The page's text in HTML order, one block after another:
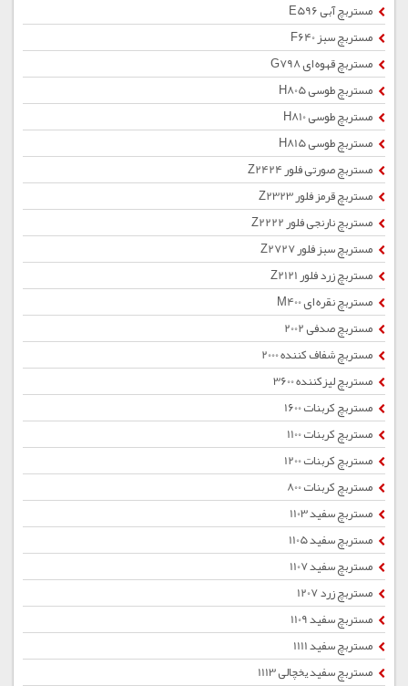
مستربچ آبی E596
مستربچ سبز F640
مستربچ قهوه ای G798
مستربچ طوسی H805
مستربچ طوسی H810
مستربچ طوسی H815
مستربچ صورتی فلور Z2424
مستربچ قرمز فلور Z2323
مستربچ نارنجی فلور Z2222
مستربچ سبز فلور Z2727
مستربچ زرد فلور Z2121
مستربچ نقره ای M400
مستربچ صدفی 2002
مستربچ شفاف کننده 2000
مستربچ لیزکننده 3600
مستربچ کربنات 1600
مستربچ کربنات 1100
مستربچ کربنات 1200
مستربچ کربنات 800
مستربچ سفید 1103
مستربچ سفید 1105
مستربچ سفید 1107
مستربچ زرد 1207
مستربچ سفید 1109
مستربچ سفید 1111
مستربچ سفید یخچالی 1113